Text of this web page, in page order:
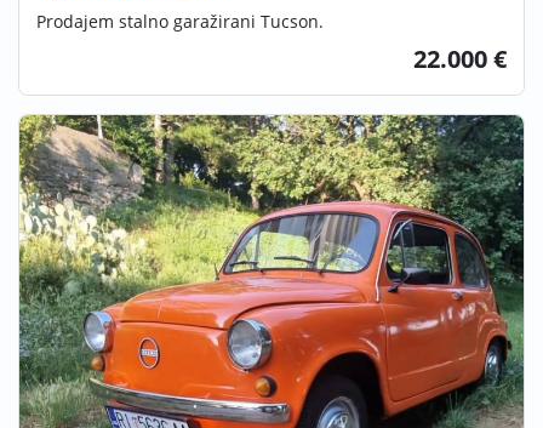
Prodajem stalno garažirani Tucson.
22.000 €